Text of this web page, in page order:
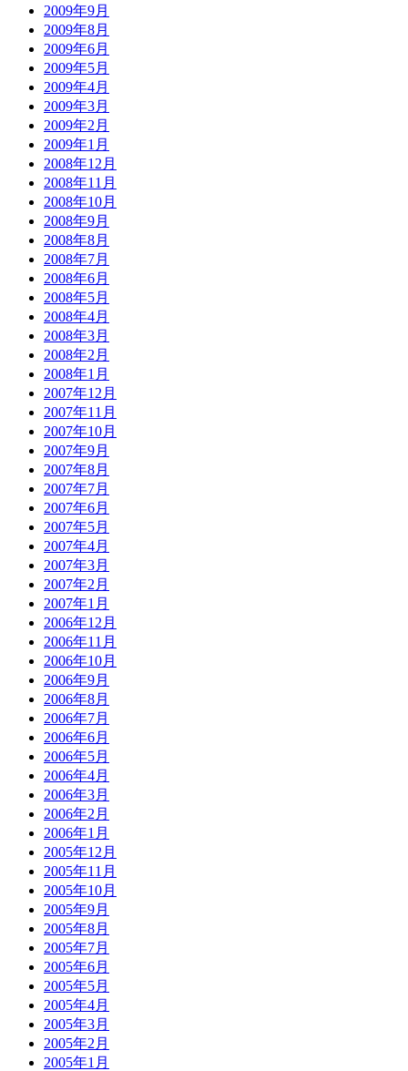
2009年9月
2009年8月
2009年6月
2009年5月
2009年4月
2009年3月
2009年2月
2009年1月
2008年12月
2008年11月
2008年10月
2008年9月
2008年8月
2008年7月
2008年6月
2008年5月
2008年4月
2008年3月
2008年2月
2008年1月
2007年12月
2007年11月
2007年10月
2007年9月
2007年8月
2007年7月
2007年6月
2007年5月
2007年4月
2007年3月
2007年2月
2007年1月
2006年12月
2006年11月
2006年10月
2006年9月
2006年8月
2006年7月
2006年6月
2006年5月
2006年4月
2006年3月
2006年2月
2006年1月
2005年12月
2005年11月
2005年10月
2005年9月
2005年8月
2005年7月
2005年6月
2005年5月
2005年4月
2005年3月
2005年2月
2005年1月